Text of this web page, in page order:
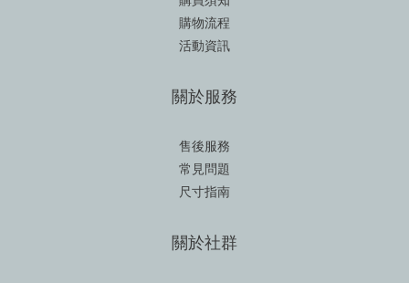
購物流程
活動資訊
關於服務
售後服務
常見問題
尺寸指南
關於社群